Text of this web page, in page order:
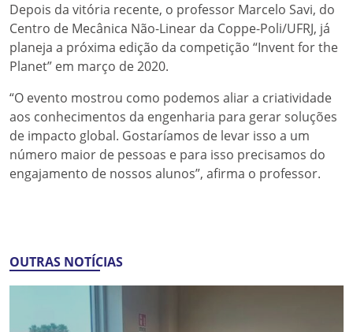
Depois da vitória recente, o professor Marcelo Savi, do
Centro de Mecânica Não-Linear da Coppe-Poli/UFRJ, já
planeja a próxima edição da competição “Invent for the
Planet” em março de 2020.
“O evento mostrou como podemos aliar a criatividade
aos conhecimentos da engenharia para gerar soluções
de impacto global. Gostaríamos de levar isso a um
número maior de pessoas e para isso precisamos do
engajamento de nossos alunos”, afirma o professor.
OUTRAS NOTÍCIAS